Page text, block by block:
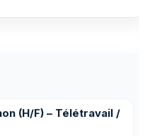
(H/F) – Télétravail /